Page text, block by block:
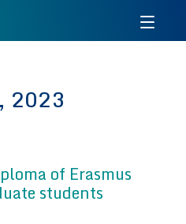
2023
of Erasmus
students